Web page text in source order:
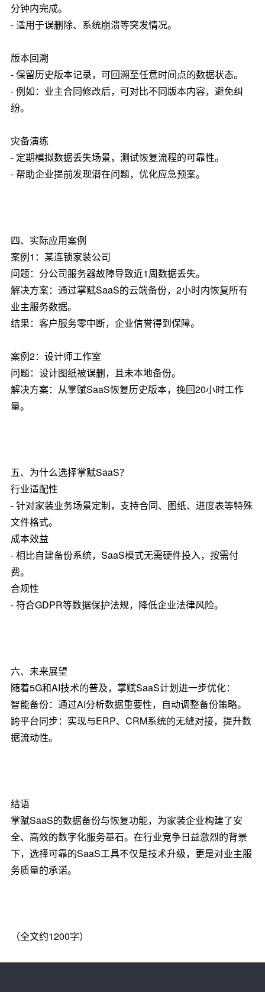
分钟内完成。
- 适用于误删除、系统崩溃等突发情况。
版本回溯
- 保留历史版本记录，可回溯至任意时间点的数据状态。
- 例如：业主合同修改后，可对比不同版本内容，避免纠
纷。
灾备演练
- 定期模拟数据丢失场景，测试恢复流程的可靠性。
- 帮助企业提前发现潜在问题，优化应急预案。
四、实际应用案例
案例1：某连锁家装公司
问题：分公司服务器故障导致近1周数据丢失。
解决方案：通过掌赋SaaS的云端备份，2小时内恢复所有
业主服务数据。
结果：客户服务零中断，企业信誉得到保障。
案例2：设计师工作室
问题：设计图纸被误删，且未本地备份。
解决方案：从掌赋SaaS恢复历史版本，挽回20小时工作
量。
五、为什么选择掌赋SaaS？
行业适配性
- 针对家装业务场景定制，支持合同、图纸、进度表等特殊
文件格式。
成本效益
- 相比自建备份系统，SaaS模式无需硬件投入，按需付
费。
合规性
- 符合GDPR等数据保护法规，降低企业法律风险。
六、未来展望
随着5G和AI技术的普及，掌赋SaaS计划进一步优化：
智能备份：通过AI分析数据重要性，自动调整备份策略。
跨平台同步：实现与ERP、CRM系统的无缝对接，提升数
据流动性。
结语
掌赋SaaS的数据备份与恢复功能，为家装企业构建了安
全、高效的数字化服务基石。在行业竞争日益激烈的背景
下，选择可靠的SaaS工具不仅是技术升级，更是对业主服
务质量的承诺。
（全文约1200字）